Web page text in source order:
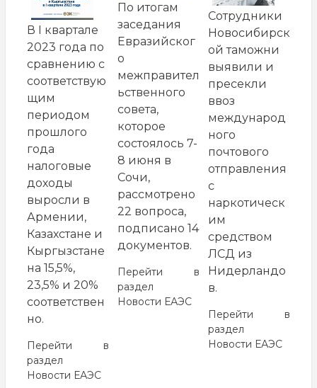
В I квартале
2023 года по
сравнению с
соответствую
щим
периодом
прошлого
года
налоговые
доходы
выросли в
Армении,
Казахстане и
Кыргызстане
на 15,5%,
23,5% и 20%
соответствен
но.
Перейти в
раздел
Новости ЕАЭС
По итогам
заседания
Евразийског
о
межправител
ьственного
совета,
которое
состоялось 7-
8 июня в
Сочи,
рассмотрено
22 вопроса,
подписано 14
документов.
Перейти в
раздел
Новости ЕАЭС
Сотрудники
Новосибирск
ой таможни
выявили и
пресекли
ввоз
международ
ного
почтового
отправления
с
наркотическ
им
средством
ЛСД из
Нидерландо
в.
Перейти в
раздел
Новости ЕАЭС